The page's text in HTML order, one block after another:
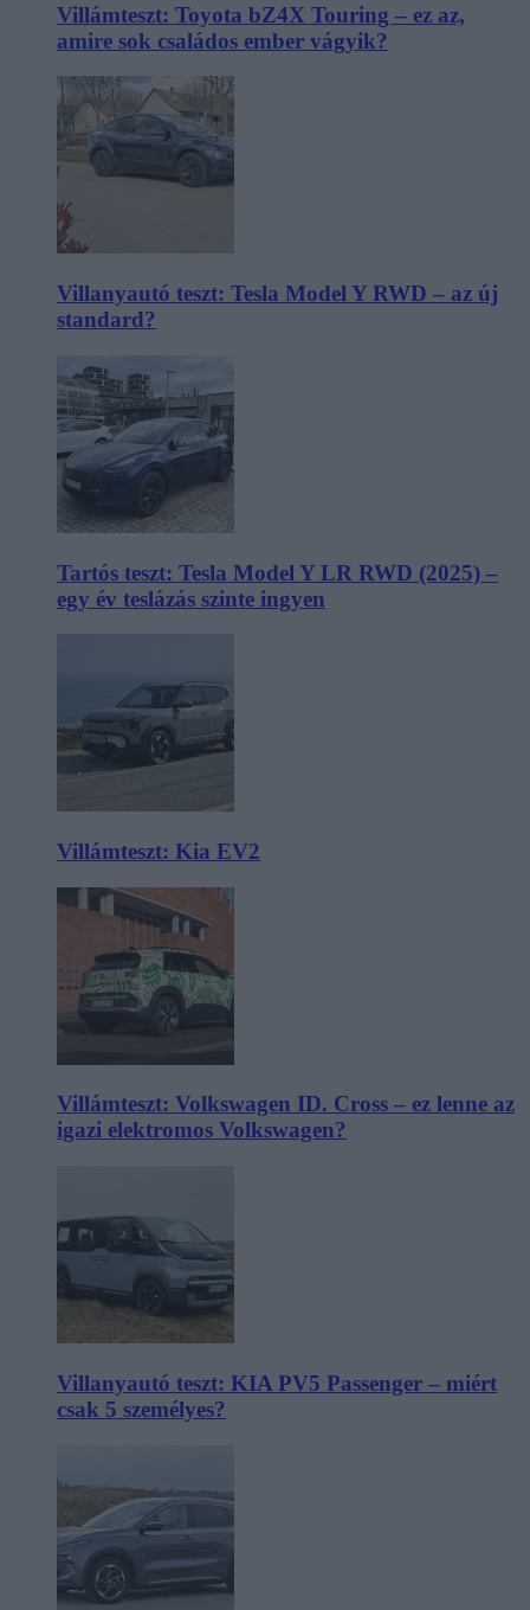
Villámteszt: Toyota bZ4X Touring – ez az,
amire sok családos ember vágyik?
Villanyautó teszt: Tesla Model Y RWD – az új
standard?
Tartós teszt: Tesla Model Y LR RWD (2025) –
egy év teslázás szinte ingyen
Villámteszt: Kia EV2
Villámteszt: Volkswagen ID. Cross – ez lenne az
igazi elektromos Volkswagen?
Villanyautó teszt: KIA PV5 Passenger – miért
csak 5 személyes?